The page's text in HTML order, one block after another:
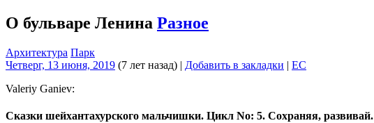
О бульваре Ленина Разное
Архитектура Парк
Четверг, 13 июня, 2019 (7 лет назад) | Добавить в закладки | EC
Valeriy Ganiev:
Сказки шейхантахурского мальчишки. Цикл No: 5. Сохраняя, развивай.